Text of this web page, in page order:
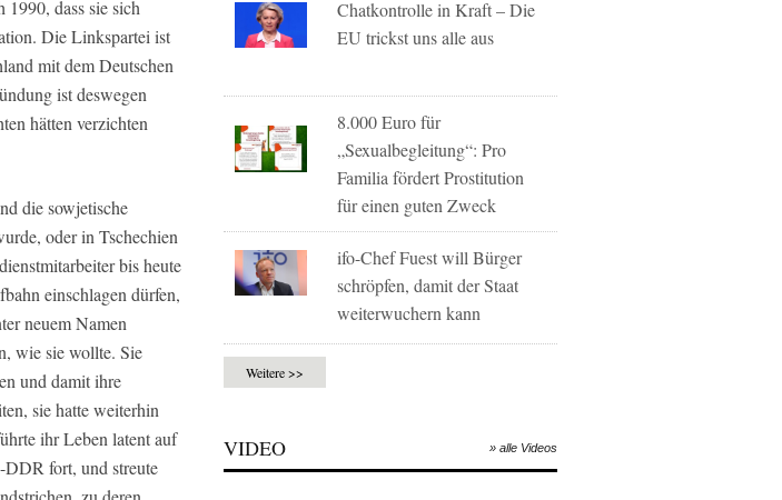
dass sie sich
Die Linkspartei ist
mit dem Deutschen
ist deswegen
hätten verzichten
die sowjetische
oder in Tschechien
bis heute
einschlagen dürfen,
neuem Namen
wie sie wollte. Sie
und damit ihre
sie hatte weiterhin
ihr Leben latent auf
fort, und streute
Chatkontrolle in Kraft – Die
EU trickst uns alle aus
8.000 Euro für
„Sexualbegleitung“: Pro
Familia fördert Prostitution
für einen guten Zweck
ifo-Chef Fuest will Bürger
schröpfen, damit der Staat
weiterwuchern kann
Weitere >>
VIDEO » alle Videos